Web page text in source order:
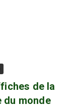
de la
du monde